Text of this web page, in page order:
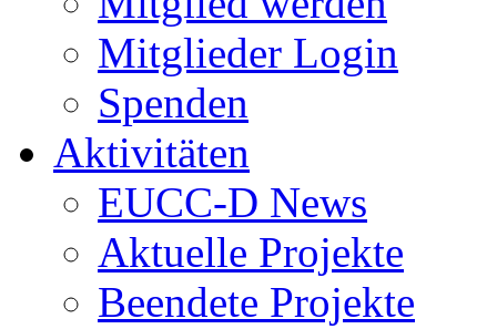
Mitglieder Login
Spenden
Aktivitäten
EUCC-D News
Aktuelle Projekte
Beendete Projekte